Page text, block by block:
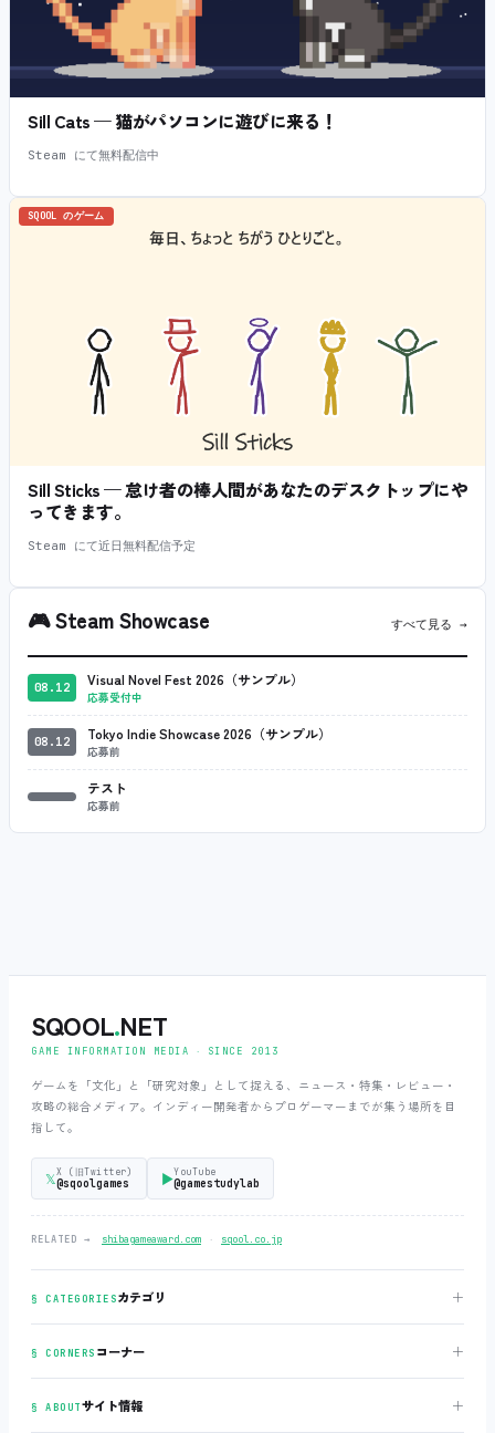
Sill Cats — 猫がパソコンに遊びに来る！
Steam にて無料配信中
SQOOL のゲーム
Sill Sticks — 怠け者の棒人間があなたのデスクトップにや
ってきます。
Steam にて近日無料配信予定
🎮Steam Showcase すべて見る →
08.12 Visual Novel Fest 2026（サンプル）
応募受付中
08.12 Tokyo Indie Showcase 2026（サンプル）
応募前
テスト
応募前
SQOOL.NET
GAME INFORMATION MEDIA ‧ SINCE 2013
ゲームを「文化」と「研究対象」として捉える、ニュース・特集・レビュー・
攻略の総合メディア。インディー開発者からプロゲーマーまでが集う場所を目
指して。
𝕏X (旧Twitter)
@sqoolgames ▶YouTube
@gamestudylab
RELATED → shibagameaward.com ‧ sqool.co.jp
§ CATEGORIESカテゴリ ＋
§ CORNERS コーナー ＋
§ ABOUTサイト情報 ＋